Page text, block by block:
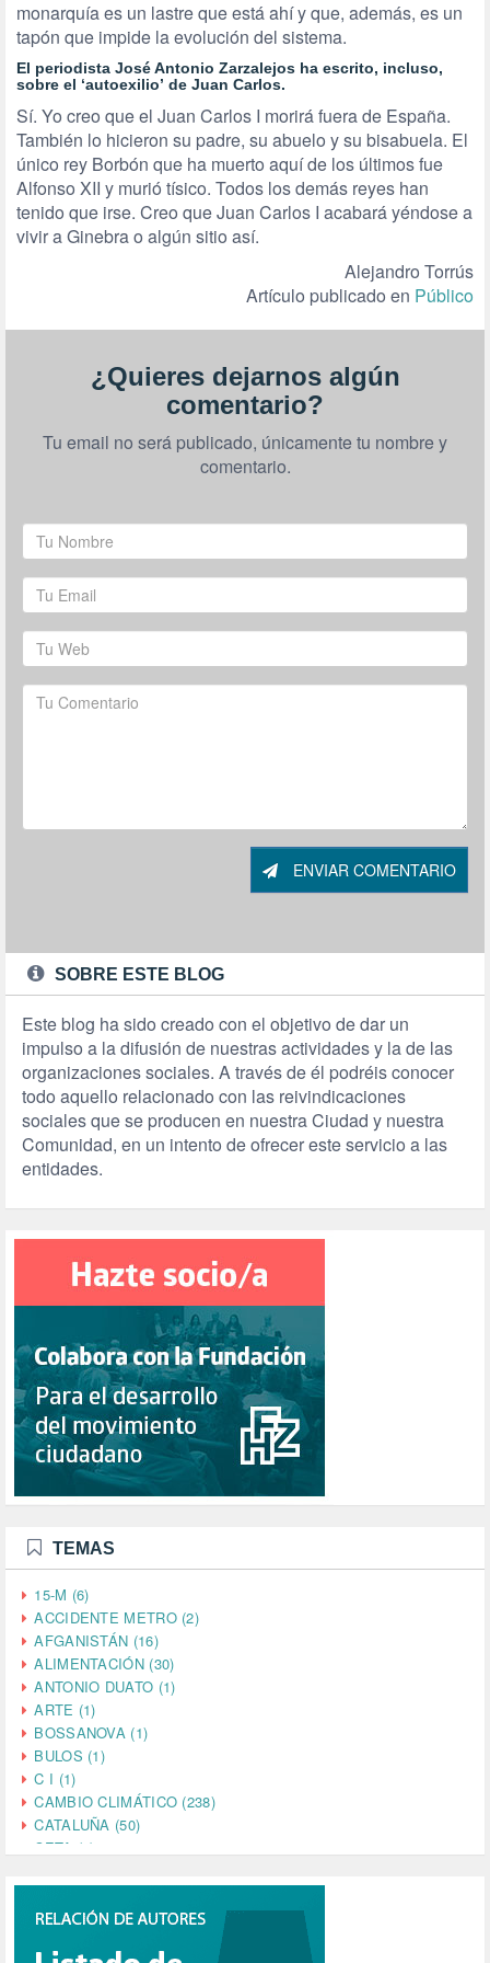
monarquía es un lastre que está ahí y que, además, es un
tapón que impide la evolución del sistema.
El periodista José Antonio Zarzalejos ha escrito, incluso,
sobre el ‘autoexilio’ de Juan Carlos.
Sí. Yo creo que el Juan Carlos I morirá fuera de España.
También lo hicieron su padre, su abuelo y su bisabuela. El
único rey Borbón que ha muerto aquí de los últimos fue
Alfonso XII y murió tísico. Todos los demás reyes han
tenido que irse. Creo que Juan Carlos I acabará yéndose a
vivir a Ginebra o algún sitio así.
Alejandro Torrús
Artículo publicado en Público
¿Quieres dejarnos algún
comentario?
Tu email no será publicado, únicamente tu nombre y
comentario.
ENVIAR COMENTARIO
SOBRE ESTE BLOG
Este blog ha sido creado con el objetivo de dar un
impulso a la difusión de nuestras actividades y la de las
organizaciones sociales. A través de él podréis conocer
todo aquello relacionado con las reivindicaciones
sociales que se producen en nuestra Ciudad y nuestra
Comunidad, en un intento de ofrecer este servicio a las
entidades.
TEMAS
15-M (6)
ACCIDENTE METRO (2)
AFGANISTÁN (16)
ALIMENTACIÓN (30)
ANTONIO DUATO (1)
ARTE (1)
BOSSANOVA (1)
BULOS (1)
C I (1)
CAMBIO CLIMÁTICO (238)
CATALUÑA (50)
CETA (2)
CINE (35)